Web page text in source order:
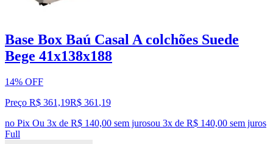
Base Box Baú Casal A colchões Suede
Bege 41x138x188
14% OFF
Preço R$ 361,19R$ 361 ,19
no Pix Ou 3x de R$ 140,00 sem jurosou 3x de R$ 140,00 sem juros
Full